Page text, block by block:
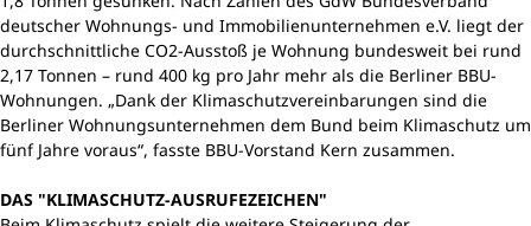
deutscher Wohnungs- und Immobilienunternehmen e.V. liegt der
durchschnittliche CO2-Ausstoß je Wohnung bundesweit bei rund
2,17 Tonnen – rund 400 kg pro Jahr mehr als die Berliner BBU-
Wohnungen. „Dank der Klimaschutzvereinbarungen sind die
Berliner Wohnungsunternehmen dem Bund beim Klimaschutz um
fünf Jahre voraus“, fasste BBU-Vorstand Kern zusammen.
DAS "KLIMASCHUTZ-AUSRUFEZEICHEN"